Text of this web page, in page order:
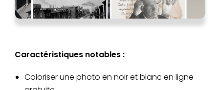
Caractéristiques notables :
Coloriser une photo en noir et blanc en ligne